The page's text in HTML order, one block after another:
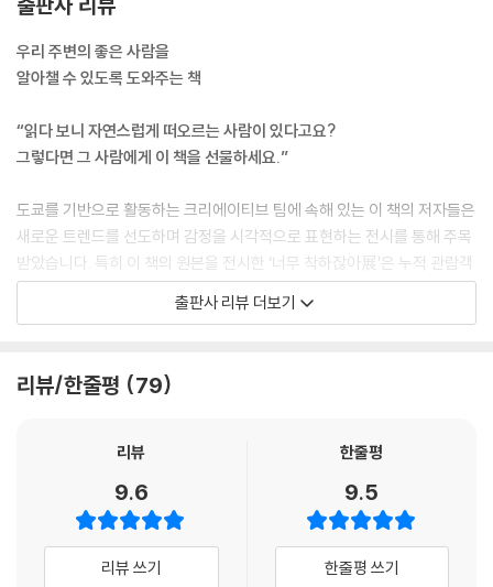
우리 주변의 좋은 사람을
알아챌 수 있도록 도와주는 책
“읽다 보니 자연스럽게 떠오르는 사람이 있다고요?
그렇다면 그 사람에게 이 책을 선물하세요.”
도쿄를 기반으로 활동하는 크리에이티브 팀에 속해 있는 이 책의 저자들은
새로운 트렌드를 선도하며 감정을 시각적으로 표현하는 전시를 통해 주목
받았습니다. 특히 이 책의 원본을 전시한 ‘너무 착하잖아展’은 누적 관람객
30만 명을 기록했으며, 숏폼 영상으로 1억 뷰 이상의 조회수를 달성하며
일본 내 핫 플레이스로 떠올랐습니다. 짧은 시간 이렇게 화제를 모을 수 있
니다. 남녀노소 누구나 이 책에서 자기 모습, 내 주변 사람들의 모습을 발견
자들의 위트에 함박웃음을 짓게 됩니다. 그리고 단지 우리가 놓치고 있었
을 뿐, 늘 그런 친절과 배려 속에서 살아왔다는 깨달음이 뒤따릅니다. 작가
들이 전하고 싶은 것은 그런 것입니다. 너무 가까이 있어서 소중한 줄 몰랐
던 것을 다시 돌아보게 하고, 이 세상이 얼마나 따뜻하고 살 만한 곳인지 느
출판사 리뷰 더보기
리뷰/한줄평 79
리뷰
9.6
리뷰 쓰기
한줄평
9.5
한줄평 쓰기